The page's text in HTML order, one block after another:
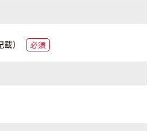
） 必須